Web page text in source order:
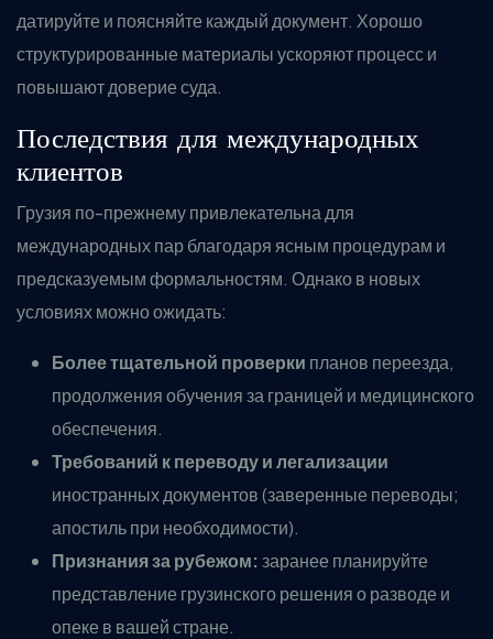
датируйте и поясняйте каждый документ. Хорошо
структурированные материалы ускоряют процесс и
повышают доверие суда.
Последствия для международных
клиентов
Грузия по-прежнему привлекательна для
международных пар благодаря ясным процедурам и
предсказуемым формальностям. Однако в новых
условиях можно ожидать:
Более тщательной проверки планов переезда,
продолжения обучения за границей и медицинского
обеспечения.
Требований к переводу и легализации
иностранных документов (заверенные переводы;
апостиль при необходимости).
Признания за рубежом: заранее планируйте
представление грузинского решения о разводе и
опеке в вашей стране.